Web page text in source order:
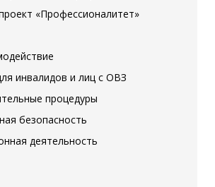
«Профессионалитет»
инвалидов и лиц с ОВЗ
процедуры
безопасность
деятельность